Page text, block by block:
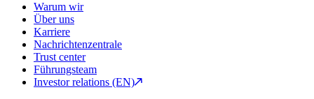
Warum wir
Über uns
Karriere
Nachrichtenzentrale
Trust center
Führungsteam
Investor relations (EN)